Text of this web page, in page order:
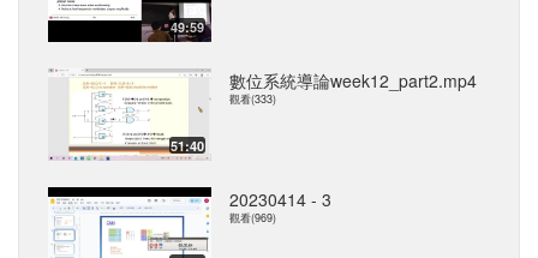
49:59
51:40
數位系統導論week12_part2.mp4
觀看(333)
20230414 - 3
觀看(969)